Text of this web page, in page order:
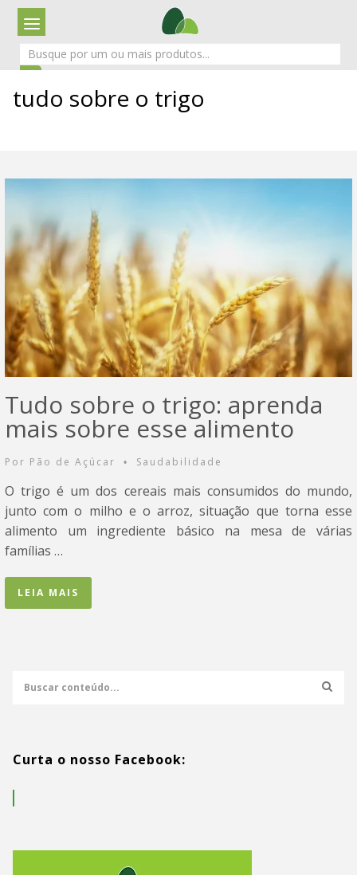
tudo sobre o trigo
Tudo sobre o trigo: aprenda
mais sobre esse alimento
Por Pão de Açúcar • Saudabilidade
O trigo é um dos cereais mais consumidos do mundo,
junto com o milho e o arroz, situação que torna esse
alimento um ingrediente básico na mesa de várias
famílias …
LEIA MAIS
Curta o nosso Facebook: